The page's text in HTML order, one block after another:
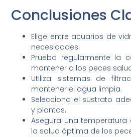
Conclusiones
Elige entre acuarios de
necesidades.
Prueba regularmente la
mantener a los peces
Utiliza sistemas de
mantener el agua limpia.
Selecciona el sustrato
y plantas.
Asegura una
la salud óptima de los